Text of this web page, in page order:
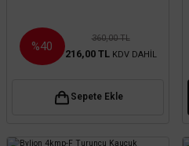
%40
360,00 TL
216,00 TL KDV DAHİL
Sepete Ekle